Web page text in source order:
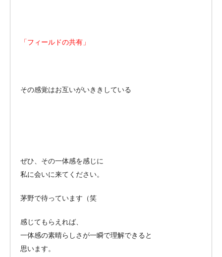
「フィールドの共有」
その感覚はお互いがいききしている
ぜひ、その一体感を感じに
私に会いに来てください。
茅野で待っています（笑
感じてもらえれば、
一体感の素晴らしさが一瞬で理解できると
思います。